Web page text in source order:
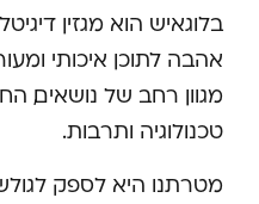
בלוגאיש הוא מגזין
אהבה לתוכן איכותי
מגוון רחב של נושאים,
טכנולוגיה ותרבות.
מטרתנו היא לספק